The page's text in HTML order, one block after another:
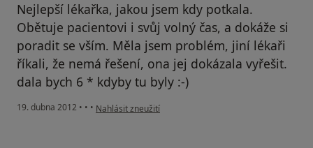
Nejlepší lékařka, jakou jsem kdy potkala.
Obětuje pacientovi i svůj volný čas, a dokáže si
poradit se vším. Měla jsem problém, jiní lékaři
říkali, že nemá řešení, ona jej dokázala vyřešit.
dala bych 6 * kdyby tu byly :-)
19. dubna 2012 • • • podle názoru uživatele Váš účet byl odstraněn
Nahlásit zneužití